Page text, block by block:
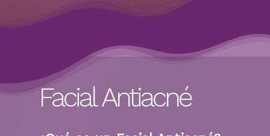
Facial Antiacné